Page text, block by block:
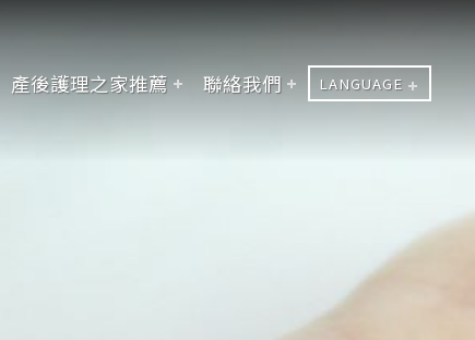
產後護理之家推薦 聯絡我們 LANGUAGE